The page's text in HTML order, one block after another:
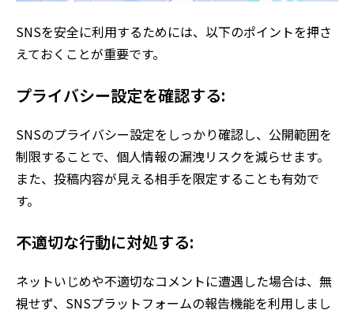
SNSを安全に利用するためには、以下のポイントを押さ
えておくことが重要です。
プライバシー設定を確認する:
SNSのプライバシー設定をしっかり確認し、公開範囲を
制限することで、個人情報の漏洩リスクを減らせます。
また、投稿内容が見える相手を限定することも有効で
す。
不適切な行動に対処する:
ネットいじめや不適切なコメントに遭遇した場合は、無
視せず、SNSプラットフォームの報告機能を利用しまし